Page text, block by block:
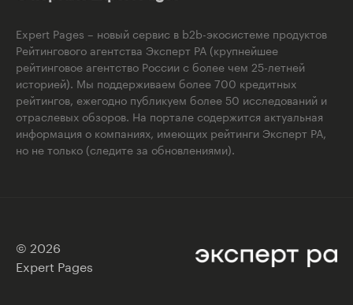
Expert Pages – новый сервис в b2b-экосистеме продуктов
Рейтингового агентства Эксперт РА (крупнейшее
рейтинговое агентство России с более чем 25-летней
историей). Мы поддерживаем более 700 кредитных
рейтингов, ежегодно публикуем более 50 исследований и
отраслевых обзоров. На портале содержится актуальная
информация о компаниях, имеющих рейтинги Эксперт РА,
но не только (следите за обновлениями).
© 2026
Expert Pages